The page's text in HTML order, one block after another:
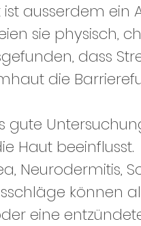
ist ausserdem ein
sie physisch,
dass
die
Haut beeinflusst.
können
eine